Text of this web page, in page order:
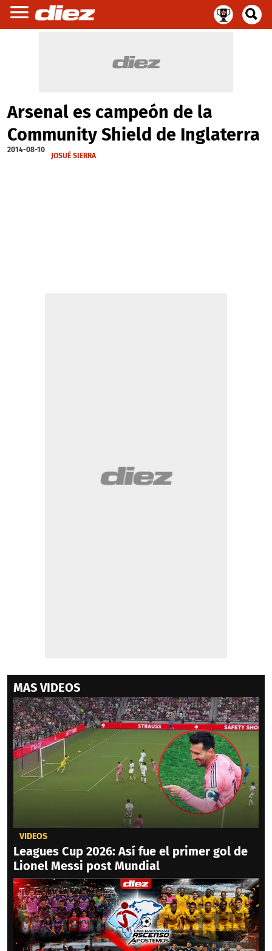
Arsenal es campeón de la
Community Shield de Inglaterra
2014-08-10
JOSUÉ SIERRA
MAS VIDEOS
VIDEOS
Leagues Cup 2026: Así fue el primer gol de
Lionel Messi post Mundial